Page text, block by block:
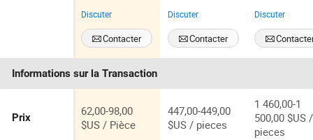
pneus TBR de
haute
performance
marque
JOYALL
Discuter
Contacter
conduite
souple 16/70-
20 avec roues
Discuter
Contacter
portique
Chariots
élévateurs
14.00-24
adaptés à
t continu
l'année
Discuter
Informations sur la Transaction
Prix
62,00-98,00
$US / Pièce
447,00-449,00
$US / pieces
1 460,00-1
500,00 $US /
pieces